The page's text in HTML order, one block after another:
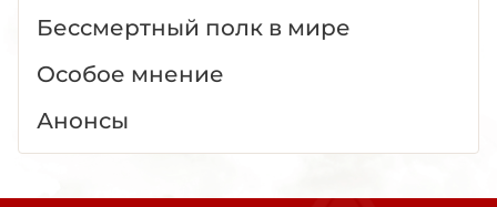
Бессмертный полк в мире
Особое мнение
Анонсы